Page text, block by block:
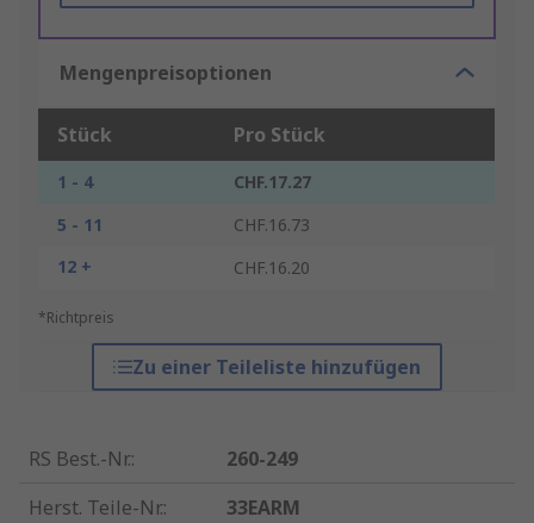
Mengenpreisoptionen
Stück Pro Stück
1 - 4
CHF.17.27
5 - 11
CHF.16.73
12 +
CHF.16.20
*Richtpreis
Zu einer Teileliste hinzufügen
RS Best.-Nr.:
260-249
Herst. Teile-Nr.:
33EARM